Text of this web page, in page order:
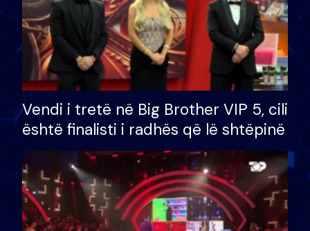
Vendi i tretë në Big Brother VIP 5, cili
është finalisti i radhës që lë shtëpinë